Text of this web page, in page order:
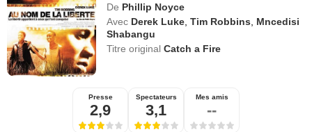
De Phillip Noyce
Avec Derek Luke ,Tim Robbins
Mncedisi
Shabangu
Titre originalCatch a Fire
Presse
2,9
Spectateurs
3,1
Mes amis
--